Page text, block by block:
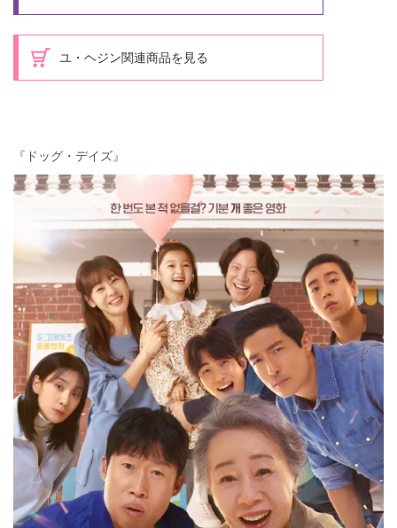
ユ・ヘジン関連商品を見る
『ドッグ・デイズ』